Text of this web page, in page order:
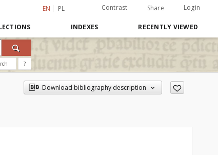
EN PL Contrast Share Login
INDEXES RECENTLY VIEWED
?
Download bibliography description